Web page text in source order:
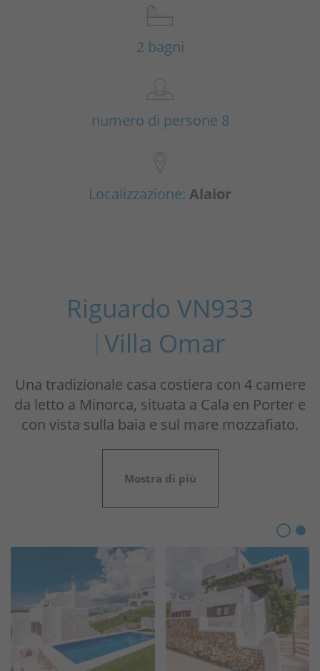
2 bagni
numero di persone 8
Localizzazione: Alaior
Riguardo VN933
Villa Omar
Una tradizionale casa costiera con 4 camere
da letto a Minorca, situata a Cala en Porter e
con vista sulla baia e sul mare mozzafiato.
Mostra di più